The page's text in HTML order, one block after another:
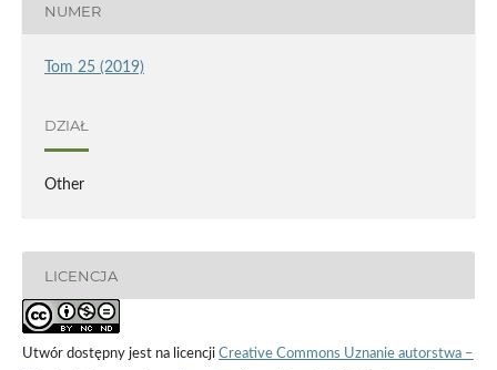
NUMER
Tom 25 (2019)
DZIAŁ
Other
LICENCJA
Utwór dostępny jest na licencji Creative Commons Uznanie autorstwa –